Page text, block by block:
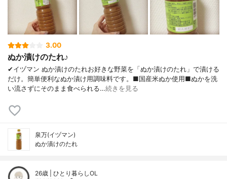
3.00
ぬか漬けのたれ♪
✔︎イヅマン ぬか漬けのたれお好きな野菜を「ぬか漬けのたれ」で漬ける
だけ。簡単便利なぬか漬け用調味料です。■国産米ぬか使用■ぬかを洗
い流さずにそのまま食べられる…続きを見る
泉万(イヅマン)
ぬか漬けのたれ
26歳 | ひとり暮らしOL